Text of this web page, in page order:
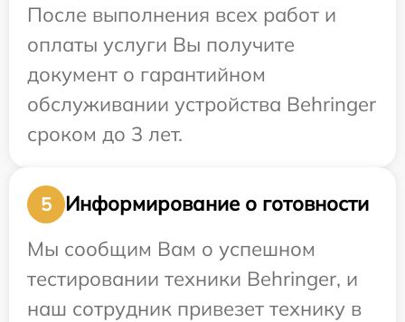
После выполнения всех работ и
оплаты услуги Вы получите
документ о гарантийном
обслуживании устройства Behringer
сроком до 3 лет.
5
Информирование о готовности
Мы сообщим Вам о успешном
тестировании техники Behringer, и
наш сотрудник привезет технику в